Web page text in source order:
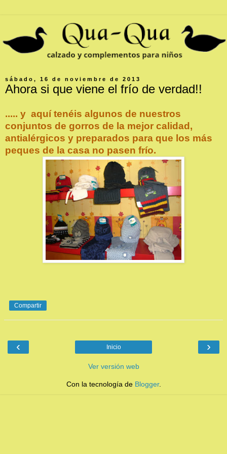
sábado, 16 de noviembre de 2013
Ahora si que viene el frío de verdad!!
..... y aquí tenéis algunos de nuestros
conjuntos de gorros de la mejor calidad,
antialérgicos y preparados para que los más
peques de la casa no pasen frío.
Compartir
‹ ›
Inicio
Ver versión web
Con la tecnología de Blogger.